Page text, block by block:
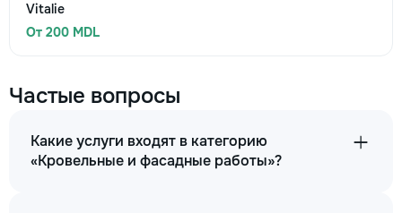
Vitalie
От 200 MDL
Частые вопросы
Какие услуги входят в категорию
«Кровельные и фасадные работы»?